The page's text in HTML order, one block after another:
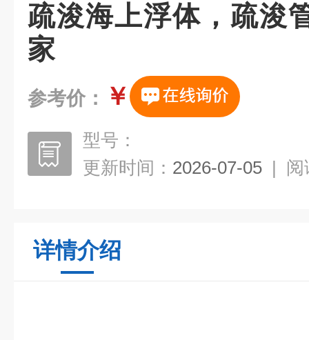
疏浚海上浮体，疏浚
家
参考价： ￥
型号：
更新时间： 2026-07-05 | 阅
详情介绍